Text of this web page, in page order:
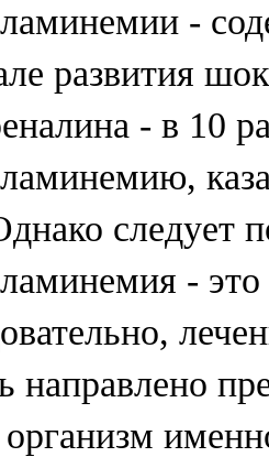
-
развития
- в 10
следует
-
направлено
организм